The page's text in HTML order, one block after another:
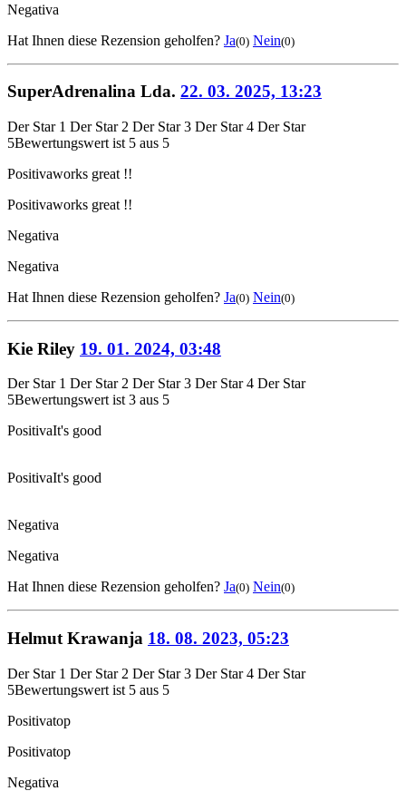
Negativa
Hat Ihnen diese Rezension geholfen? Ja(0) Nein(0)
SuperAdrenalina Lda. 22. 03. 2025, 13:23
Der Star 1 Der Star 2 Der Star 3 Der Star 4 Der Star
5Bewertungswert ist 5 aus 5
Positivaworks great !!
Positivaworks great !!
Negativa
Negativa
Hat Ihnen diese Rezension geholfen? Ja(0) Nein(0)
Kie Riley 19. 01. 2024, 03:48
Der Star 1 Der Star 2 Der Star 3 Der Star 4 Der Star
5Bewertungswert ist 3 aus 5
PositivaIt's good
PositivaIt's good
Negativa
Negativa
Hat Ihnen diese Rezension geholfen? Ja(0) Nein(0)
Helmut Krawanja 18. 08. 2023, 05:23
Der Star 1 Der Star 2 Der Star 3 Der Star 4 Der Star
5Bewertungswert ist 5 aus 5
Positivatop
Positivatop
Negativa